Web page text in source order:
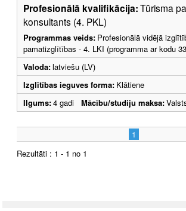
Profesionālā kvalifikācija:Tūrisma
konsultants (4. PKL)
Programmas veids: Profesionālā vidējā
pamatizglītības - 4. LKI (programma ar kodu
Valoda:latviešu (LV)
Izglītības ieguves forma: Klātiene
Ilgums:4 gadi Mācību/studiju maksa:
1
Rezultāti : 1 - 1 no 1